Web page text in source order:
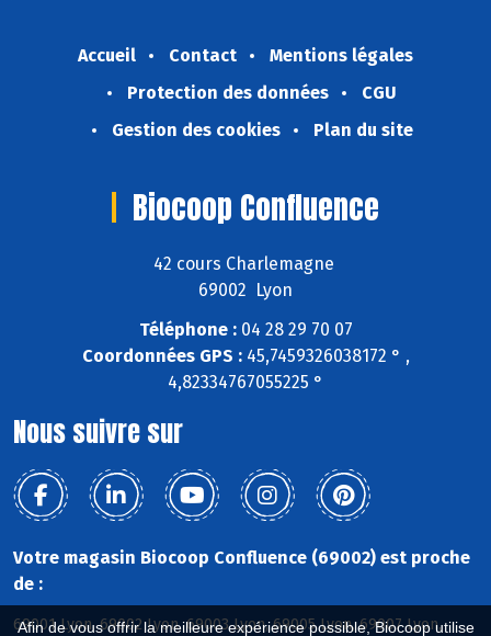
Afin de vous offrir la meilleure expérience possible, Biocoop utilise
Accueil Contact
Mentions légales
Protection des données
CGU
Gestion des cookies
Plan du site
Biocoop Confluence
42 cours Charlemagne
69002 Lyon
Téléphone :04 28 29 70 07
Coordonnées GPS :45,7459326038172 ° ,
4,82334767055225 °
Nous suivre sur
Votre magasin Biocoop Confluence (69002) est proche
de :
69001 Lyon, 69002 Lyon, 69003 Lyon, 69005 Lyon, 69007 Lyon,